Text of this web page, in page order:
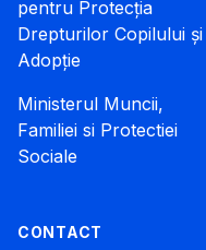
pentru Protecția
Drepturilor Copilului și
Adopție
Ministerul Muncii,
Familiei si Protectiei
Sociale
CONTACT